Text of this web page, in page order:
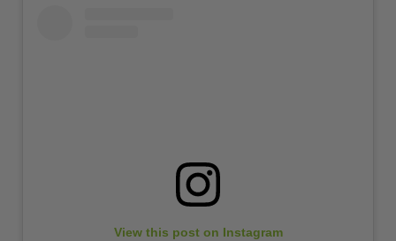
View this post on Instagram